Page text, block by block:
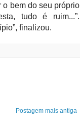
o bem do seu próprio
tudo é ruim...”.
finalizou.
Postagem mais antiga